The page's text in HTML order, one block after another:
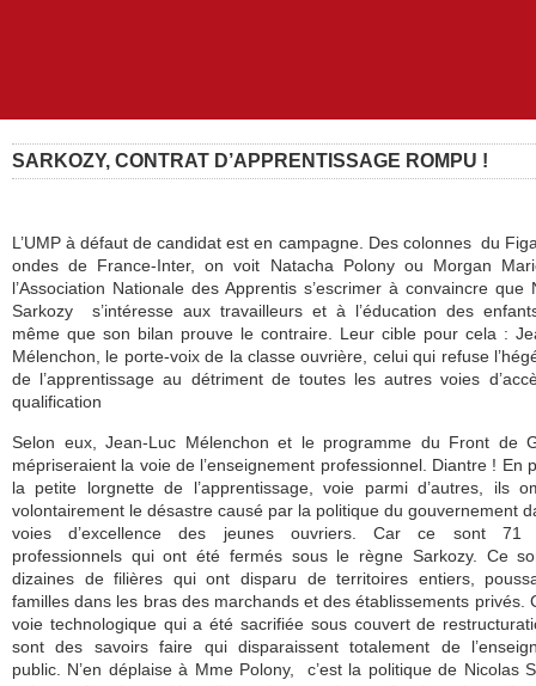
SARKOZY, CONTRAT D’APPRENTISSAGE ROMPU !
L’UMP à défaut de candidat est en campagne. Des colonnes du
ondes de France-Inter, on voit Natacha Polony ou Morgan
l’Association Nationale des Apprentis s’escrimer à convaincre que
Sarkozy s’intéresse aux travailleurs et à l’éducation des
même que son bilan prouve le contraire. Leur cible pour cela :
Mélenchon, le porte-voix de la classe ouvrière, celui qui refuse
de l’apprentissage au détriment de toutes les autres voies
qualification
Selon eux, Jean-Luc Mélenchon et le programme du Front de
mépriseraient la voie de l’enseignement professionnel. Diantre ! En
la petite lorgnette de l’apprentissage, voie parmi d’autres, ils
volontairement le désastre causé par la politique du gouvernement
voies d’excellence des jeunes ouvriers. Car ce sont 71
professionnels qui ont été fermés sous le règne Sarkozy. Ce
dizaines de filières qui ont disparu de territoires entiers,
familles dans les bras des marchands et des établissements privés.
voie technologique qui a été sacrifiée sous couvert de
sont des savoirs faire qui disparaissent totalement de
public. N’en déplaise à Mme Polony, c’est la politique de Nicolas